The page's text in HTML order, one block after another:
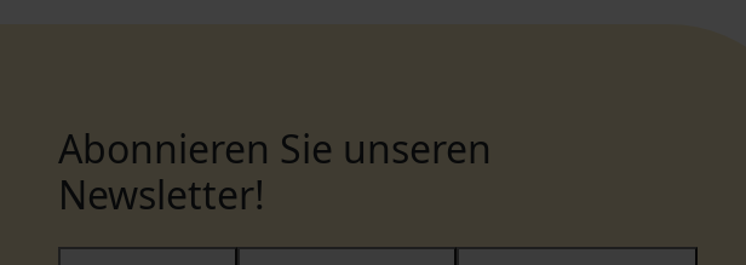
Abonnieren Sie unseren
Newsletter!